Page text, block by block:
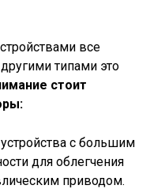
все
типами это
стоит
с большим
для облегчения
приводом.